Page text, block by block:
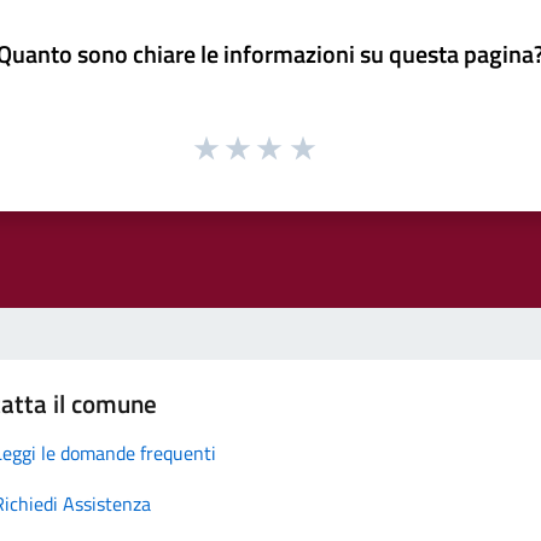
sono chiare le informazioni su questa
il comune
le domande frequenti
Assistenza